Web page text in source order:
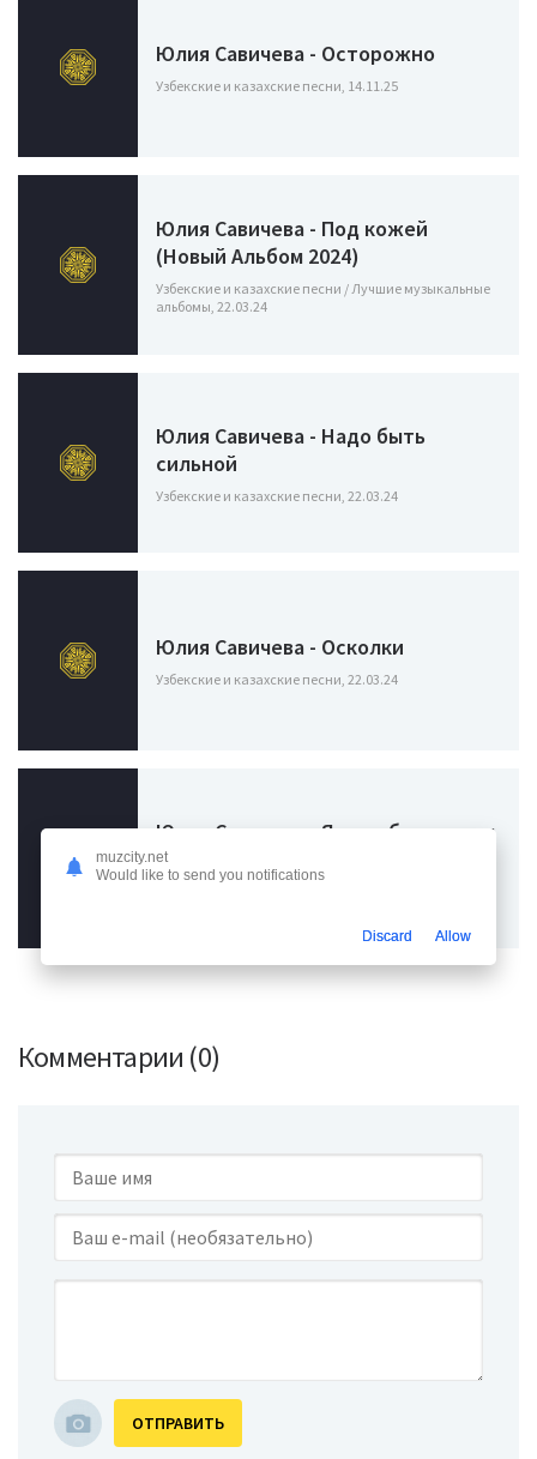
Юлия Савичева - Осторожно
Узбекские и казахские песни, 14.11.25
Юлия Савичева - Под кожей
(Новый Альбом 2024)
Узбекские и казахские песни / Лучшие музыкальные
альбомы, 22.03.24
Юлия Савичева - Надо быть
сильной
Узбекские и казахские песни, 22.03.24
Юлия Савичева - Осколки
Узбекские и казахские песни, 22.03.24
Юлия Савичева - Я хочу быть с тем
кто мне небо в алмазах
Комментарии (0)
ОТПРАВИТЬ
muzcity.net
Would like to send you notifications
Discard Allow